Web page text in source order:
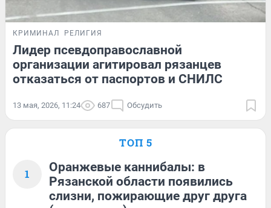
КРИМИНАЛ РЕЛИГИЯ
Лидер псевдоправославной
организации агитировал рязанцев
отказаться от паспортов и СНИЛС
13 мая, 2026, 11:24 687 Обсудить
ТОП 5
1
Оранжевые каннибалы: в
Рязанской области появились
слизни, пожирающие друг друга